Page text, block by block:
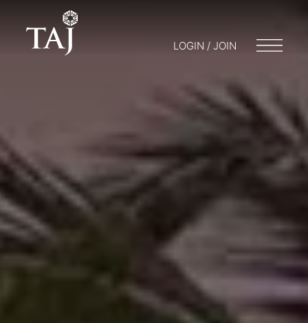
LOGIN / JOIN